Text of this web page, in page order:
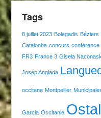
Tags
8 juillet 2023 Bolegadis Béziers
Catalonha concurs conférence
FR3 France 3 Gisela
Josèp Anglada
occitane Montpellier
Garcia Occitanie